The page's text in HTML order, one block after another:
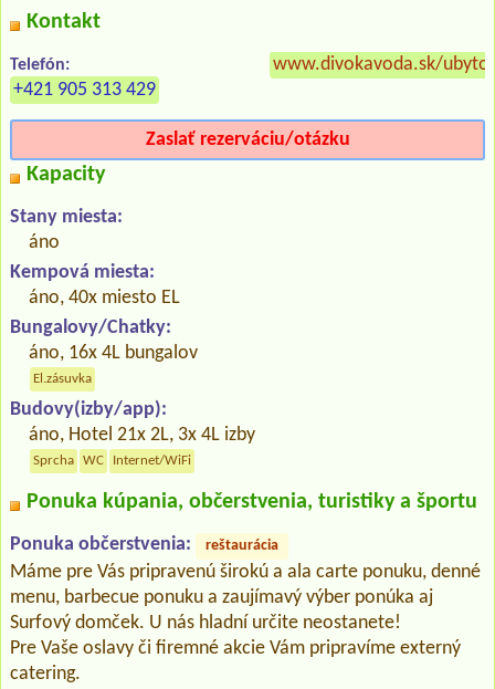
Kontakt
Telefón:
+421 905 313 429
www.divokavoda.sk/
Zaslať rezerváciu/otázku
Kapacity
Stany miesta:
áno
Kempová miesta:
áno, 40x miesto EL
Bungalovy/Chatky:
áno, 16x 4L bungalov
El.zásuvka
Budovy(izby/app):
áno, Hotel 21x 2L, 3x 4L izby
Sprcha WC Internet/WiFi
Ponuka kúpania, občerstvenia, turistiky a športu
Ponuka občerstvenia: reštaurácia
Máme pre Vás pripravenú širokú a ala carte ponuku, denné
menu, barbecue ponuku a zaujímavý výber ponúka aj
Surfový domček. U nás hladní určite neostanete!
Pre Vaše oslavy či firemné akcie Vám pripravíme externý
catering.